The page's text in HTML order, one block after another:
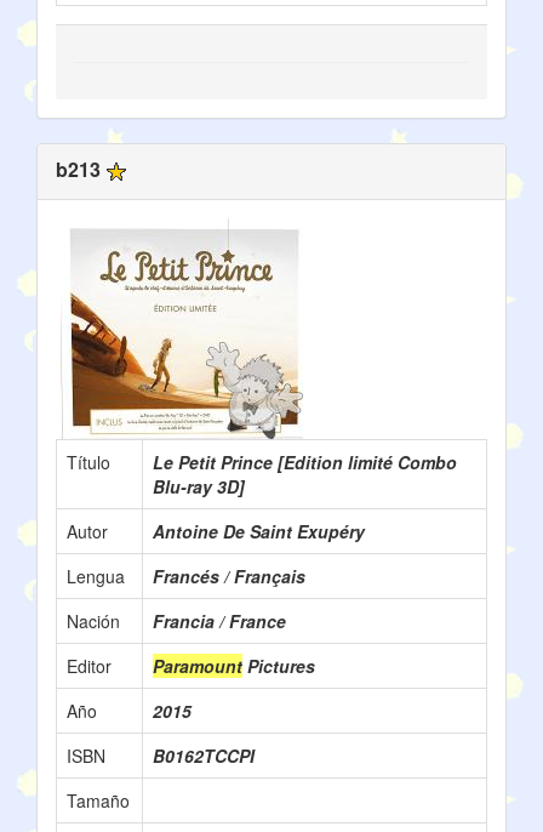
b213
Título
Le Petit Prince [Edition limité Combo
Blu-ray 3D]
Autor
Antoine De Saint Exupéry
Lengua
Francés / Français
Nación
Francia / France
Editor
Paramount Pictures
Año
2015
ISBN
B0162TCCPI
Tamaño